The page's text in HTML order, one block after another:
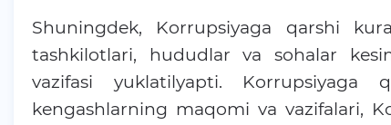
Shuningdek, Korrupsiyaga qarshi
tashkilotlari, hududlar va sohalar
vazifasi yuklatilyapti. Korrupsiyaga
kengashlarning maqomi va vazifalari,